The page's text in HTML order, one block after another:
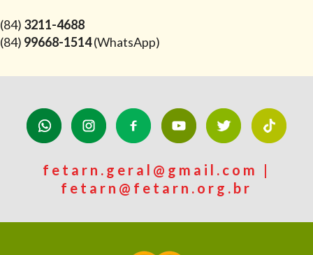
(84) 3211-4688
(84) 99668-1514(WhatsApp)
fetarn.geral@gmail.com |
fetarn@fetarn.org.br